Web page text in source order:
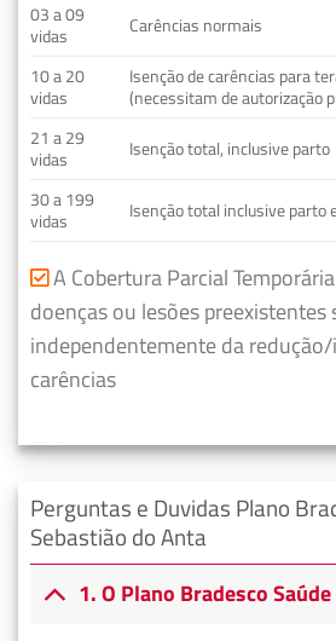
03 a 09
vidas
Carências normais
10 a 20
vidas
Isenção de carências para
(necessitam de autorização
21 a 29
vidas
Isenção total, inclusive parto
30 a 199
vidas
Isenção total inclusive parto
A Cobertura Parcial
doenças ou lesões preexistentes
independentemente da
carências
Perguntas e Duvidas Plano
Sebastião do Anta
1. O Plano Bradesco